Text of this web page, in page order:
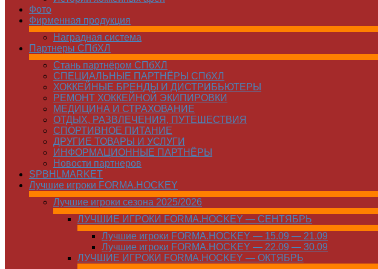
Фото
Фирменная продукция
Наградная система
Партнеры СПбХЛ
Стань партнёром СПбХЛ
СПЕЦИАЛЬНЫЕ ПАРТНЁРЫ СПбХЛ
ХОККЕЙНЫЕ БРЕНДЫ И ДИСТРИБЬЮТЕРЫ
РЕМОНТ ХОККЕЙНОЙ ЭКИПИРОВКИ
МЕДИЦИНА И СТРАХОВАНИЕ
ОТДЫХ, РАЗВЛЕЧЕНИЯ, ПУТЕШЕСТВИЯ
СПОРТИВНОЕ ПИТАНИЕ
ДРУГИЕ ТОВАРЫ И УСЛУГИ
ИНФОРМАЦИОННЫЕ ПАРТНЁРЫ
Новости партнеров
SPBHLMARKET
Лучшие игроки FORMA.HOCKEY
Лучшие игроки сезона 2025/2026
ЛУЧШИЕ ИГРОКИ FORMA.HOCKEY — СЕНТЯБРЬ
Лучшие игроки FORMA.HOCKEY — 15.09 — 21.09
Лучшие игроки FORMA.HOCKEY — 22.09 — 30.09
ЛУЧШИЕ ИГРОКИ FORMA.HOCKEY — ОКТЯБРЬ